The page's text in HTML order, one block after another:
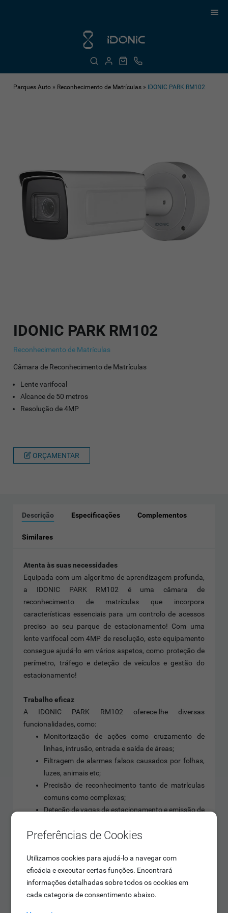
Parques Auto » Reconhecimento de Matrículas » IDONIC PARK RM102
IDONIC PARK RM102
Reconhecimento de Matrículas
Câmara de Reconhecimento de Matrículas
Lente varifocal
Alcance de 50 metros
Resolução de 4MP
ORÇAMENTAR
Descrição Especificações Complementos
Similares
Atenta às suas necessidades
Equipada com um algoritmo de aprendizagem profunda,
a IDONIC PARK RM102 é uma câmara de
reconhecimento de matrículas que incorpora
características essenciais para um controlo de acessos
preciso ao seu parque de estacionamento! Com uma
lente varifocal com 4MP de resolução, este equipamento
consegue ajudá-lo em vários aspetos, como proteção de
perímetro, tráfego e deteção de veículos e gestão do
estacionamento!
Trabalho eficaz
A IDONIC PARK RM102 oferece-lhe diversas
funcionalidades, como:
Monitorização de ações como cruzamento de
linhas, intrusão, entrada e saída de áreas;
Filtragem de alarmes falsos causados por folhas,
luzes, animais etc;
Precisão de reconhecimento tanto de matrículas
comuns como complexas;
Deteção de vagas de estacionamento e emissão de
A informação sobre a matrícula do veículo é apenas uma
amostra das informações que esta câmara consegue
retirar. Além da matrícula, a IDONIC PARK RM102 deteta
atributos do veículo, como tipo de veículo, a cor e ainda a
Preferências de Cookies
Utilizamos cookies para ajudá-lo a navegar com
eficácia e executar certas funções. Encontrará
informações detalhadas sobre todos os cookies em
cada categoria de consentimento abaixo.